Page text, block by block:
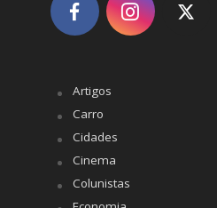
Artigos
Carro
Cidades
Cinema
Colunistas